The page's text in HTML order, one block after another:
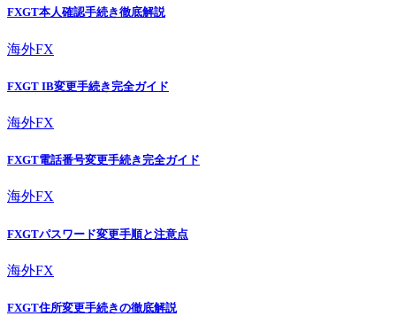
FXGT本人確認手続き徹底解説
海外FX
FXGT IB変更手続き完全ガイド
海外FX
FXGT電話番号変更手続き完全ガイド
海外FX
FXGTパスワード変更手順と注意点
海外FX
FXGT住所変更手続きの徹底解説